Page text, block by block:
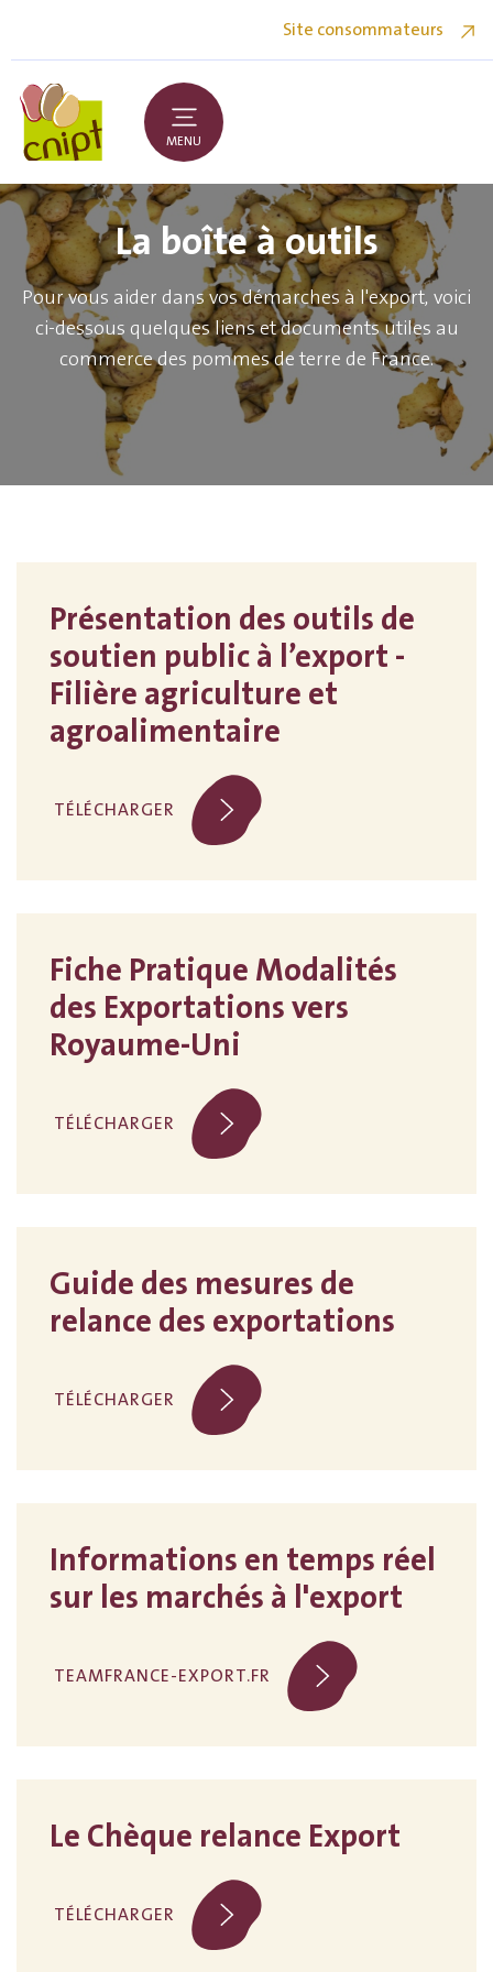
Site consommateurs
MENU
La boîte à outils
Pour vous aider dans vos démarches à l'export, voici
ci-dessous quelques liens et documents utiles au
commerce des pommes de terre de France.
Présentation des outils de
soutien public à l’export -
Filière agriculture et
agroalimentaire
TÉLÉCHARGER
Fiche Pratique Modalités
des Exportations vers
Royaume-Uni
TÉLÉCHARGER
Guide des mesures de
relance des exportations
TÉLÉCHARGER
Informations en temps réel
sur les marchés à l'export
TEAMFRANCE-EXPORT.FR
Le Chèque relance Export
TÉLÉCHARGER